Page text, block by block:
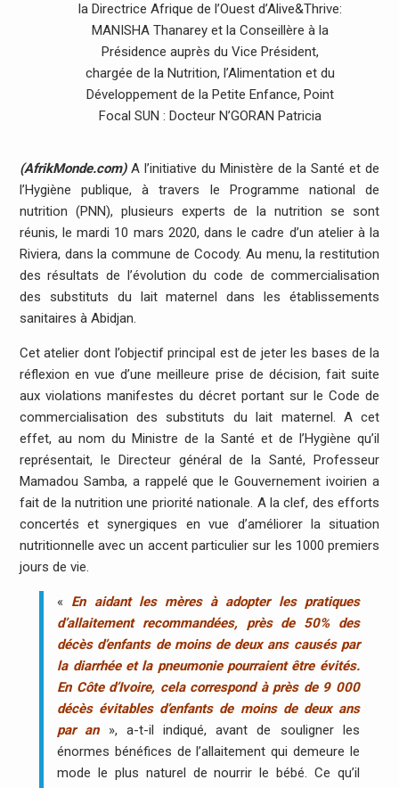
la Directrice Afrique de l’Ouest d’Alive&Thrive:
MANISHA Thanarey et la Conseillère à la
Présidence auprès du Vice Président,
chargée de la Nutrition, l’Alimentation et du
Développement de la Petite Enfance, Point
Focal SUN : Docteur N’GORAN Patricia
(AfrikMonde.com)A l’initiative du Ministère de la Santé et de
l’Hygiène publique, à travers le Programme national de
nutrition (PNN), plusieurs experts de la nutrition se sont
réunis, le mardi 10 mars 2020, dans le cadre d’un atelier à la
Riviera, dans la commune de Cocody. Au menu, la restitution
des résultats de l’évolution du code de commercialisation
des substituts du lait maternel dans les établissements
sanitaires à Abidjan.
Cet atelier dont l’objectif principal est de jeter les bases de la
réflexion en vue d’une meilleure prise de décision, fait suite
aux violations manifestes du décret portant sur le Code de
commercialisation des substituts du lait maternel. A cet
effet, au nom du Ministre de la Santé et de l’Hygiène qu’il
représentait, le Directeur général de la Santé, Professeur
Mamadou Samba, a rappelé que le Gouvernement ivoirien a
fait de la nutrition une priorité nationale. A la clef, des efforts
concertés et synergiques en vue d’améliorer la situation
nutritionnelle avec un accent particulier sur les 1000 premiers
jours de vie.
« En aidant les mères à adopter les pratiques
d’allaitement recommandées, près de 50% des
décès d’enfants de moins de deux ans causés par
la diarrhée et la pneumonie pourraient être évités.
En Côte d’Ivoire, cela correspond à près de 9 000
décès évitables d’enfants de moins de deux ans
par an
», a-t-il indiqué, avant de souligner les
énormes bénéfices de l’allaitement qui demeure le
mode le plus naturel de nourrir le bébé. Ce qu’il